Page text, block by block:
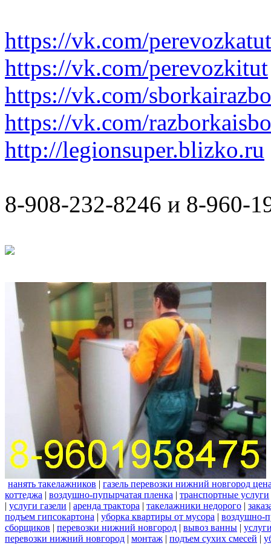
https://vk.com/perevozkatut
https://vk.com/perevozkitut
https://vk.com/
https://vk.com/
http://legionsuper.blizko.ru
8-908-232-8246 и 8-960-
нанять такелажников | газель перевозки нижний новгород
коттеджа | воздушно-пупырчатая пленка | транспортные услуги
| услуги газели | аренда трактора | такелажники недорого |
подъем гипсокартона | уборка квартиры от мусора | воздушно-
сборщиков | перевозки нижний новгород | вывоз ванны |
перевозки нижний новгород | монтаж | подъем сухих смесей |